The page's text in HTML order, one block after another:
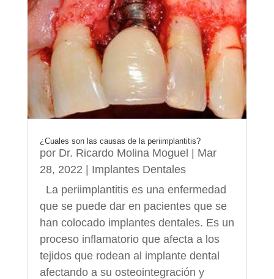
¿Cuales son las causas de la periimplantitis?
por Dr. Ricardo Molina Moguel | Mar
28, 2022 | Implantes Dentales
La periimplantitis es una enfermedad
que se puede dar en pacientes que se
han colocado implantes dentales. Es un
proceso inflamatorio que afecta a los
tejidos que rodean al implante dental
afectando a su osteointegración y